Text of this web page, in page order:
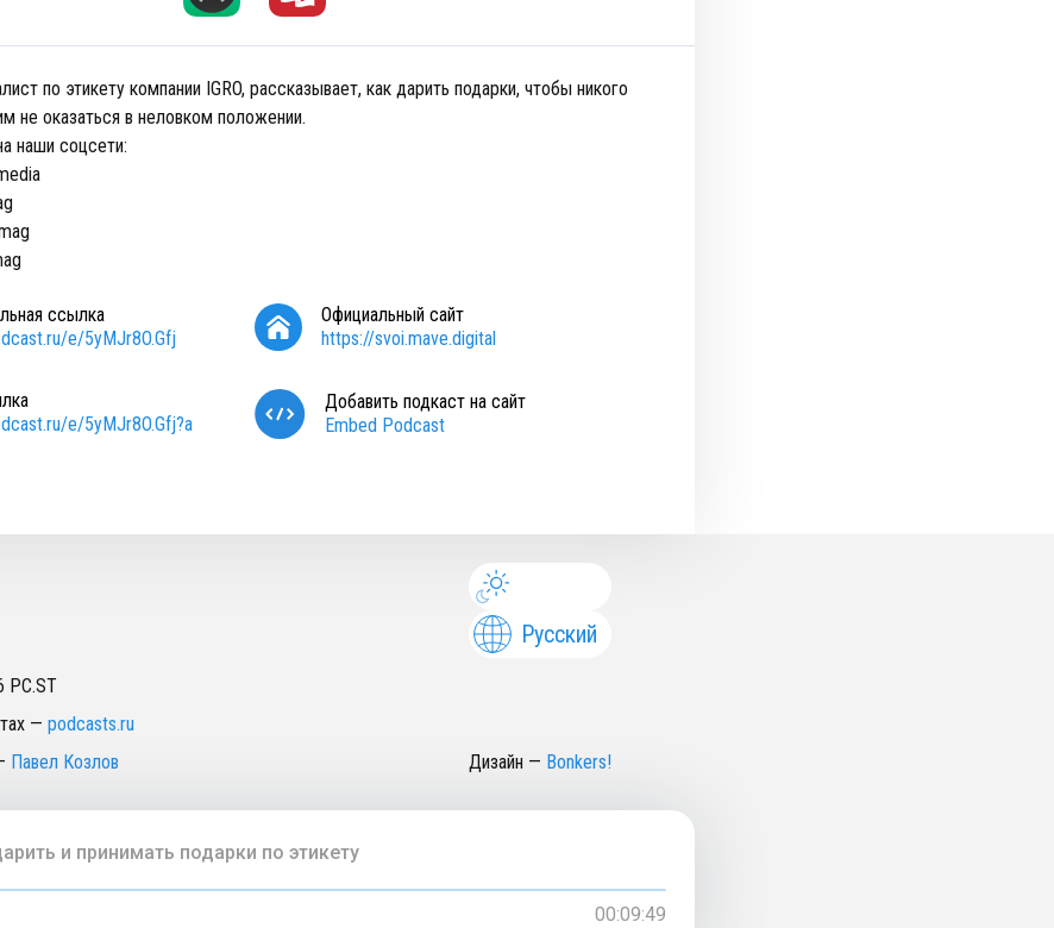
по этикету компании IGRO, рассказывает, как дарить подарки, чтобы никого
не оказаться в неловком положении.
наши соцсети:
ссылка
e/5yMJr8O.Gfj
Официальный сайт
https://svoi.mave.digital
e/5yMJr8O.Gfj?a
Добавить подкаст на сайт
Embed Podcast
Русский
PC.ST
— podcasts.ru
Павел Козлов Дизайн — Bonkers!
и принимать подарки по этикету
00:09:49